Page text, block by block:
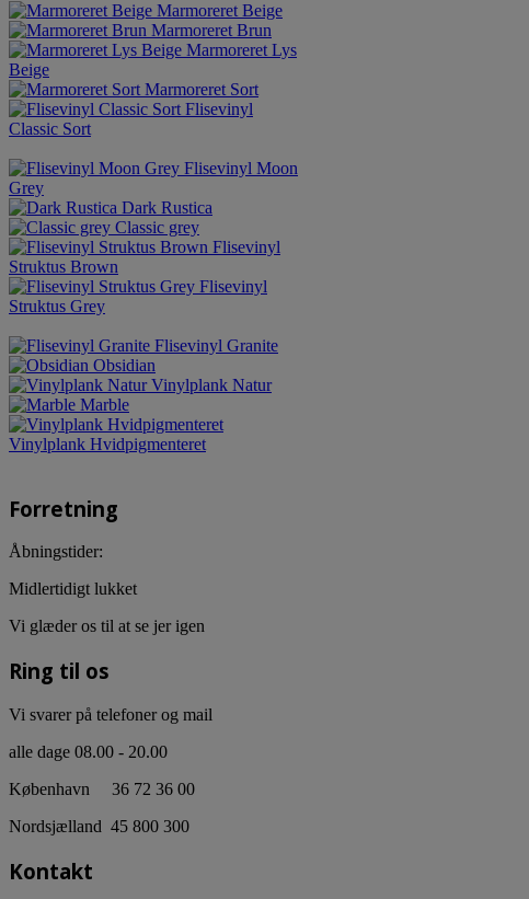
Marmoreret Beige
Marmoreret Brun
Marmoreret Lys
Beige
Marmoreret Sort
Flisevinyl
Classic Sort
Flisevinyl Moon
Grey
Dark Rustica
Classic grey
Flisevinyl
Struktus Brown
Flisevinyl
Struktus Grey
Flisevinyl Granite
Obsidian
Vinylplank Natur
Marble
Vinylplank Hvidpigmenteret
Forretning
Åbningstider:
Midlertidigt lukket
Vi glæder os til at se jer igen
Ring til os
Vi svarer på telefoner og mail
alle dage 08.00 - 20.00
København 36 72 36 00
Nordsjælland 45 800 300
Kontakt